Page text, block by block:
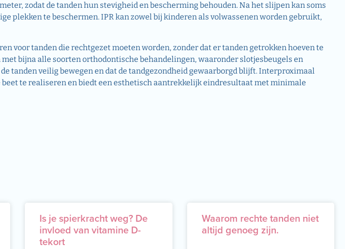
zodat de tanden hun stevigheid en bescherming behouden. Na het slijpen kan soms
plekken te beschermen. IPR kan zowel bij kinderen als volwassenen worden gebruikt,
voor tanden die rechtgezet moeten worden, zonder dat er tanden getrokken hoeven te
bijna alle soorten orthodontische behandelingen, waaronder slotjesbeugels en
tanden veilig bewegen en dat de tandgezondheid gewaarborgd blijft. Interproximaal
te realiseren en biedt een esthetisch aantrekkelijk eindresultaat met minimale
Is je spierkracht weg? De
invloed van vitamine D-
tekort
Waarom rechte tanden niet
altijd genoeg zijn.